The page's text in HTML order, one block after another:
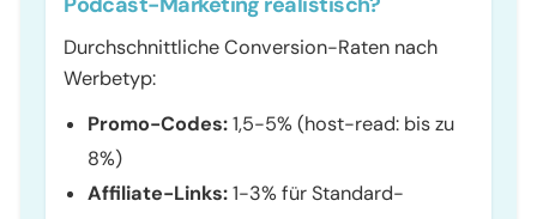
Durchschnittliche Conversion-Raten nach
Werbetyp:
Promo-Codes:1,5-5% (host-read: bis zu
8%)
Affiliate-Links:1-3% für Standard-